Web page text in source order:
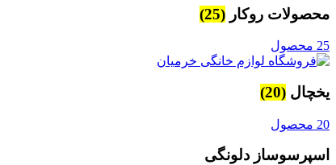
محصولات روکار (25)
25 محصول
یخچال (20)
20 محصول
اسپرسوساز دلونگی